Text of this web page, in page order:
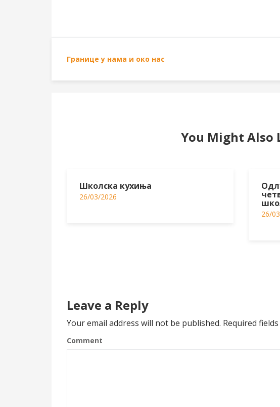
Границе у нама и око нас
You Might Also
Школска кухиња
26/03/2026
26/
Leave a Reply
Your email address will not be published. Required
Comment